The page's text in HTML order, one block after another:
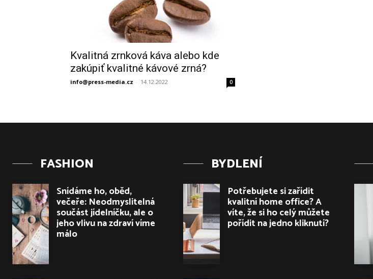
Kvalitná zrnková káva alebo kde
zakúpiť kvalitné kávové zrná?
info@press-media.cz - 14.12.2022 0
FASHION
Snídáme ho, oběd,
večeře: Neodmyslitelná
součást jídelníčku, ale o
jeho vlivu na zdraví víme
málo
BYDLENÍ
Potřebujete si zařídit
kvalitní home office? A
víte, že si ho celý můžete
pořídit na jedno kliknutí?